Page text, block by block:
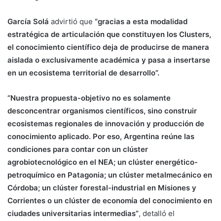
García Solá advirtió que “gracias a esta modalidad
estratégica de articulación que constituyen los Clusters,
el conocimiento científico deja de producirse de manera
aislada o exclusivamente académica y pasa a insertarse
en un ecosistema territorial de desarrollo”.
“Nuestra propuesta-objetivo no es solamente
desconcentrar organismos científicos, sino construir
ecosistemas regionales de innovación y producción de
conocimiento aplicado. Por eso, Argentina reúne las
condiciones para contar con un clúster
agrobiotecnológico en el NEA; un clúster energético-
petroquímico en Patagonia; un clúster metalmecánico en
Córdoba; un clúster forestal-industrial en Misiones y
Corrientes o un clúster de economía del conocimiento en
ciudades universitarias intermedias”, detalló el